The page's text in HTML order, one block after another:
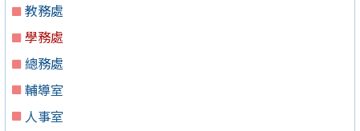
教務處
學務處
總務處
輔導室
人事室